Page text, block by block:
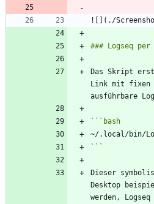
Das Skript
Link mit fixen
``` bash
```
Dieser
Desktop
werden,